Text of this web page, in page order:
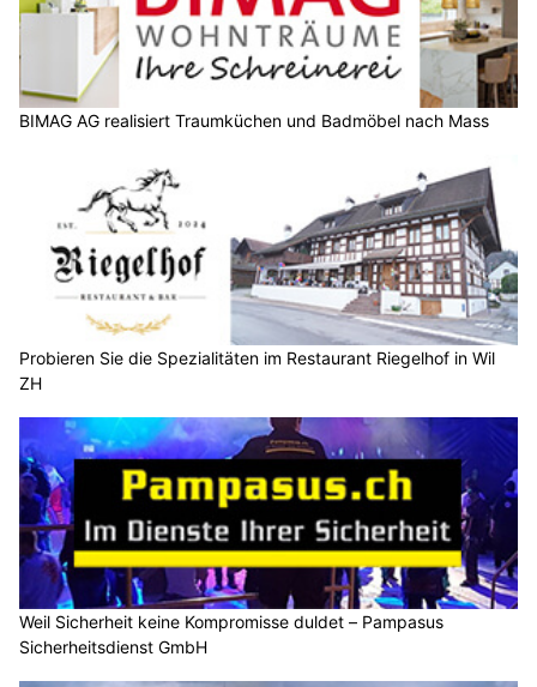
BIMAG AG realisiert Traumküchen und Badmöbel nach Mass
Probieren Sie die Spezialitäten im Restaurant Riegelhof in Wil
ZH
Weil Sicherheit keine Kompromisse duldet – Pampasus
Sicherheitsdienst GmbH